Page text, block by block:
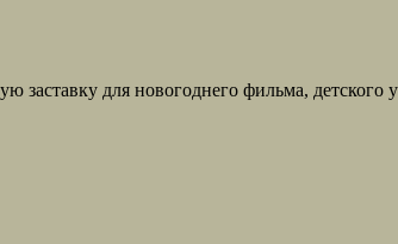
для новогоднего фильма, детского